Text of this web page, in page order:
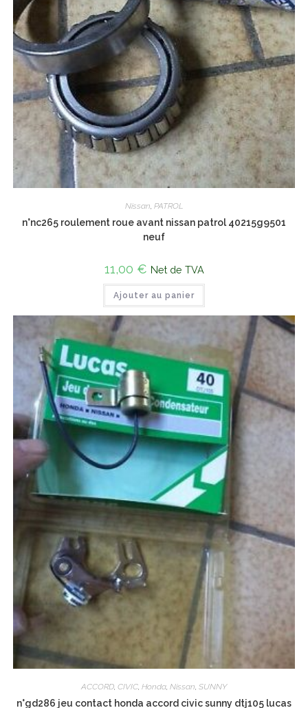
Nissan, PATROL
n°nc265 roulement roue avant nissan patrol 40215g9501
neuf
11,00 € Net de TVA
Ajouter au panier
ACCORD, CIVIC, Honda, Nissan, SUNNY
n°gd286 jeu contact honda accord civic sunny dtj105 lucas